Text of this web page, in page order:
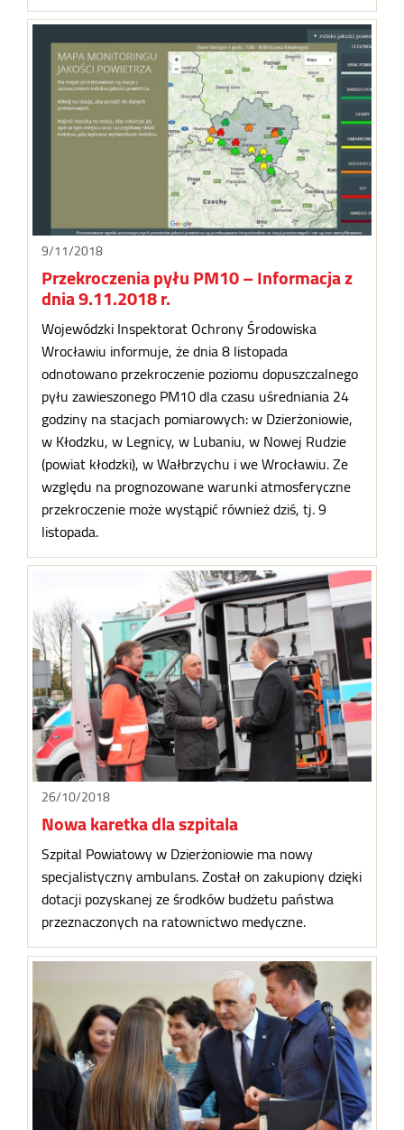
9/11/2018
Przekroczenia pyłu PM10 – Informacja z
dnia 9.11.2018 r.
Wojewódzki Inspektorat Ochrony Środowiska
Wrocławiu informuje, że dnia 8 listopada
odnotowano przekroczenie poziomu dopuszczalnego
pyłu zawieszonego PM10 dla czasu uśredniania 24
godziny na stacjach pomiarowych: w Dzierżoniowie,
w Kłodzku, w Legnicy, w Lubaniu, w Nowej Rudzie
(powiat kłodzki), w Wałbrzychu i we Wrocławiu. Ze
względu na prognozowane warunki atmosferyczne
przekroczenie może wystąpić również dziś, tj. 9
listopada.
26/10/2018
Nowa karetka dla szpitala
Szpital Powiatowy w Dzierżoniowie ma nowy
specjalistyczny ambulans. Został on zakupiony dzięki
dotacji pozyskanej ze środków budżetu państwa
przeznaczonych na ratownictwo medyczne.